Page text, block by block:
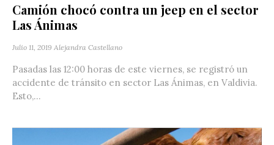
Camión chocó contra un jeep en el sector
Las Ánimas
Julio 11, 2019 Alejandra Castellano
Pasadas las 12:00 horas de este viernes, se registró un
accidente de tránsito en sector Las Ánimas, en Valdivia.
Esto,...